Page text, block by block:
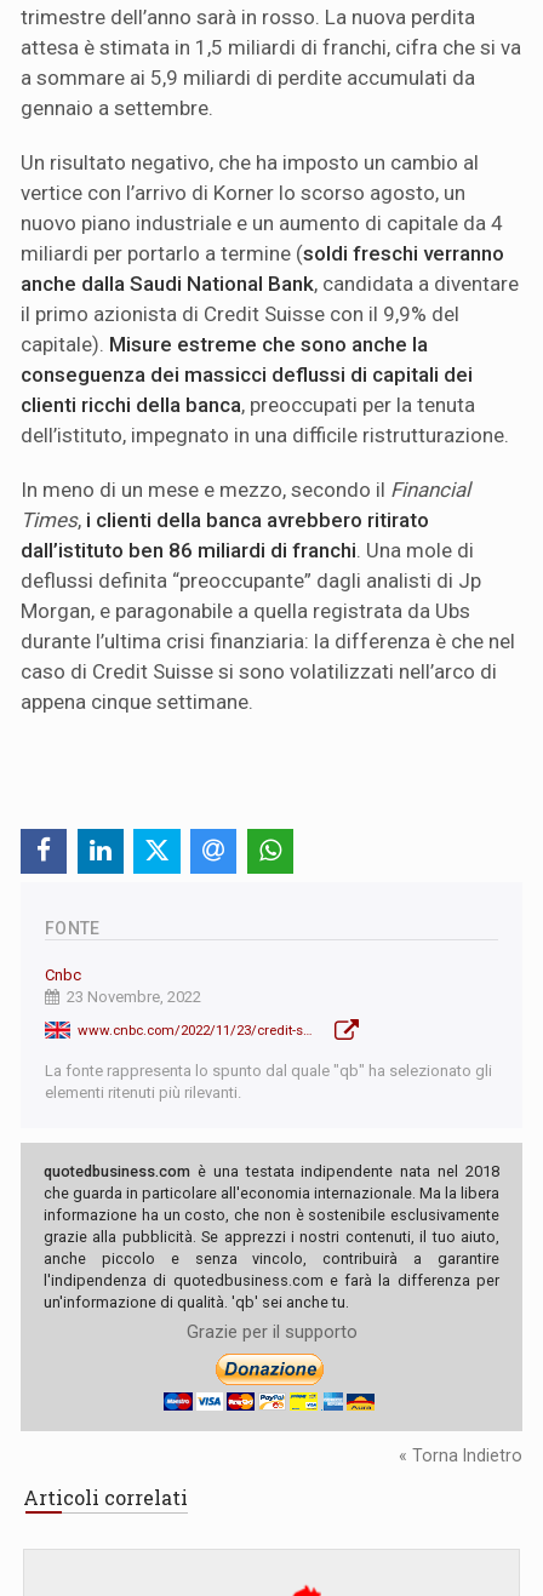
trimestre dell’anno sarà in rosso. La nuova perdita
attesa è stimata in 1,5 miliardi di franchi, cifra che si va
a sommare ai 5,9 miliardi di perdite accumulati da
gennaio a settembre.
Un risultato negativo, che ha imposto un cambio al
vertice con l’arrivo di Korner lo scorso agosto, un
nuovo piano industriale e un aumento di capitale da 4
miliardi per portarlo a termine (soldi freschi verranno
anche dalla Saudi National Bank, candidata a diventare
il primo azionista di Credit Suisse con il 9,9% del
capitale). Misure estreme che sono anche la
conseguenza dei massicci deflussi di capitali dei
clienti ricchi della banca, preoccupati per la tenuta
dell’istituto, impegnato in una difficile ristrutturazione.
In meno di un mese e mezzo, secondo il Financial
Times, i clienti della banca avrebbero ritirato
dall’istituto ben 86 miliardi di franchi . Una mole di
deflussi definita “preoccupante” dagli analisti di Jp
Morgan, e paragonabile a quella registrata da Ubs
durante l’ultima crisi finanziaria: la differenza è che nel
caso di Credit Suisse si sono volatilizzati nell’arco di
appena cinque settimane.
FONTE
Cnbc
23 Novembre, 2022
La fonte rappresenta lo spunto dal quale "qb" ha selezionato gli
elementi ritenuti più rilevanti.
quotedbusiness.com è una testata indipendente nata nel 2018
che guarda in particolare all'economia internazionale. Ma la libera
informazione ha un costo, che non è sostenibile esclusivamente
grazie alla pubblicità. Se apprezzi i nostri contenuti, il tuo aiuto,
anche piccolo e senza vincolo, contribuirà a garantire
l'indipendenza di quotedbusiness.com e farà la differenza per
un'informazione di qualità. 'qb' sei anche tu.
Grazie per il supporto
« Torna Indietro
Articoli correlati